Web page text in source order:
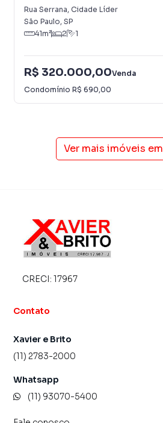
Rua Serrana, Cidade Líder
São Paulo, SP
41m² 2 1
R$ 320.000,00Venda
Condomínio R$ 690,00
Ver mais imóveis em
CRECI: 17967
Contato
Xavier e Brito
(11) 2783-2000
Whatsapp
(11) 93070-5400